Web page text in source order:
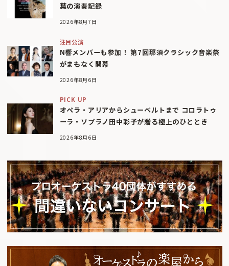
葉の演奏記録
2026年8月7日
注目公演
N響メンバーも参加！ 第7回那須クラシック音楽祭
がまもなく開幕
2026年8月6日
PICK UP
オペラ・アリアからシューベルトまで コロラトゥ
ーラ・ソプラノ田中彩子が贈る極上のひととき
2026年8月6日